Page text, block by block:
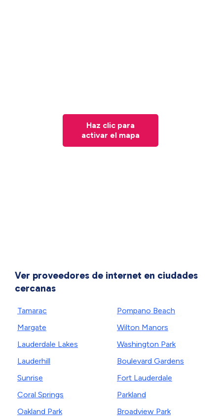
Haz clic para
activar el mapa
Ver proveedores de internet en ciudades
cercanas
Tamarac
Margate
Lauderdale Lakes
Lauderhill
Sunrise
Coral Springs
Oakland Park
Pompano Beach
Wilton Manors
Washington Park
Boulevard Gardens
Fort Lauderdale
Parkland
Broadview Park